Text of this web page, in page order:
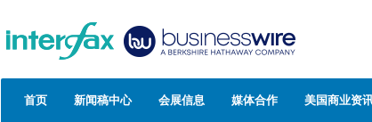
首页 新闻稿中心 会展信息 媒体合作 美国商业资